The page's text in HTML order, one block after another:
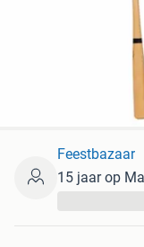
Feestbazaar
15 jaar op